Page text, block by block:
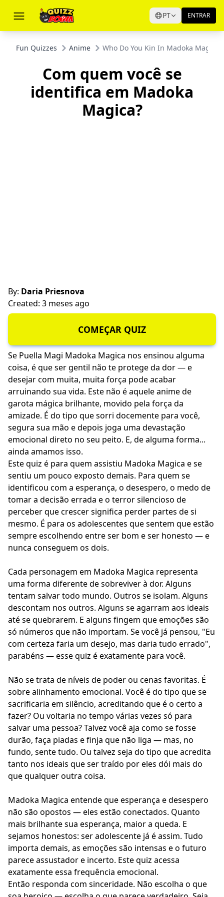
PT ENTRAR
Fun Quizzes Anime Who Do You Kin In Madoka Magica?
Com quem você se
identifica em Madoka
Magica?
By: Daria Priesnova
Created: 3 meses ago
COMEÇAR QUIZ
Se Puella Magi Madoka Magica nos ensinou alguma
coisa, é que ser gentil não te protege da dor — e
desejar com muita, muita força pode acabar
arruinando sua vida. Este não é aquele anime de
garota mágica brilhante, movido pela força da
amizade. É do tipo que sorri docemente para você,
segura sua mão e depois joga uma devastação
emocional direto no seu peito. E, de alguma forma...
ainda amamos isso.
Este quiz é para quem assistiu Madoka Magica e se
sentiu um pouco exposto demais. Para quem se
identificou com a esperança, o desespero, o medo de
tomar a decisão errada e o terror silencioso de
perceber que crescer significa perder partes de si
mesmo. É para os adolescentes que sentem que estão
sempre escolhendo entre ser bom e ser honesto — e
nunca conseguem os dois.
Cada personagem em Madoka Magica representa
uma forma diferente de sobreviver à dor. Alguns
tentam salvar todo mundo. Outros se isolam. Alguns
descontam nos outros. Alguns se agarram aos ideais
até se quebrarem. E alguns fingem que emoções são
só números que não importam. Se você já pensou, "Eu
com certeza faria um desejo, mas daria tudo errado",
parabéns — esse quiz é exatamente para você.
Não se trata de níveis de poder ou cenas favoritas. É
sobre alinhamento emocional. Você é do tipo que se
sacrificaria em silêncio, acreditando que é o certo a
fazer? Ou voltaria no tempo várias vezes só para
salvar uma pessoa? Talvez você aja como se fosse
durão, faça piadas e finja que não liga — mas, no
fundo, sente tudo. Ou talvez seja do tipo que acredita
tanto nos ideais que ser traído por eles dói mais do
que qualquer outra coisa.
Madoka Magica entende que esperança e desespero
não são opostos — eles estão conectados. Quanto
mais brilhante sua esperança, maior a queda. E
sejamos honestos: ser adolescente já é assim. Tudo
importa demais, as emoções são intensas e o futuro
parece assustador e incerto. Este quiz acessa
exatamente essa frequência emocional.
Então responda com sinceridade. Não escolha o que